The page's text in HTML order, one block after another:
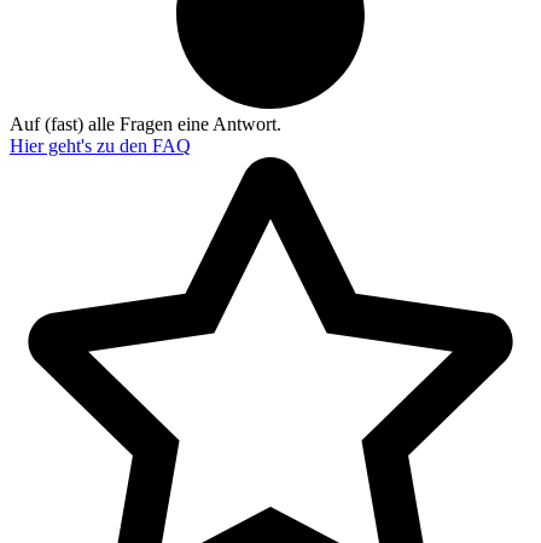
Auf (fast) alle Fragen eine Antwort.
Hier geht's zu den FAQ